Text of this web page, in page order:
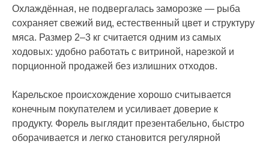
Охлаждённая, не подвергалась заморозке — рыба
сохраняет свежий вид, естественный цвет и структуру
мяса. Размер 2–3 кг считается одним из самых
ходовых: удобно работать с витриной, нарезкой и
порционной продажей без излишних отходов.
Карельское происхождение хорошо считывается
конечным покупателем и усиливает доверие к
продукту. Форель выглядит презентабельно, быстро
оборачивается и легко становится регулярной